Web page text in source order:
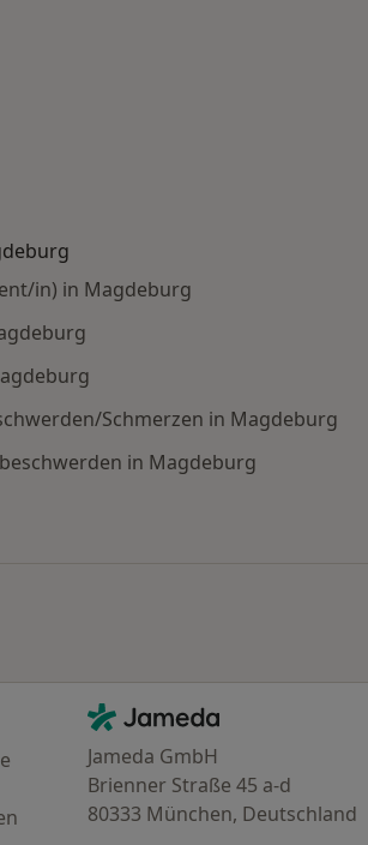
in) in Magdeburg
Schmerzen in Magdeburg
in Magdeburg
Kontakt
Jameda - Startseite
Jameda GmbH
Brienner Straße 45 a-d
80333 München, Deutschland